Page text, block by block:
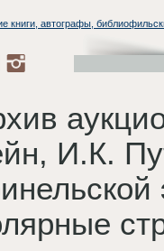
книги, автографы,
И.К.